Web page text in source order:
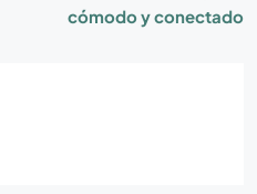
cómodo y conectado